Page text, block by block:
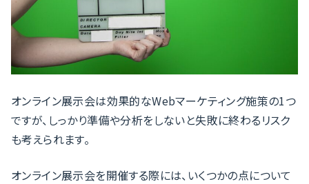
オンライン展示会は効果的なWebマーケティング施策の1つ
ですが、しっかり準備や分析をしないと失敗に終わるリスク
も考えられます。
オンライン展示会を開催する際には、いくつかの点について